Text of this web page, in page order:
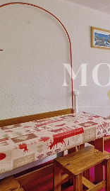
SAVOIE
(73)